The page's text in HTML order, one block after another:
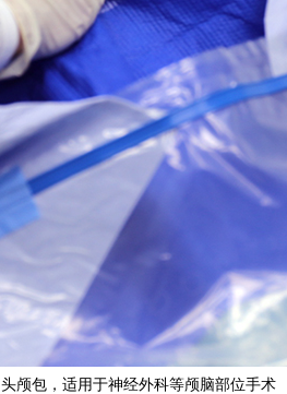
头颅包，适用于神经外科等颅脑部位手术